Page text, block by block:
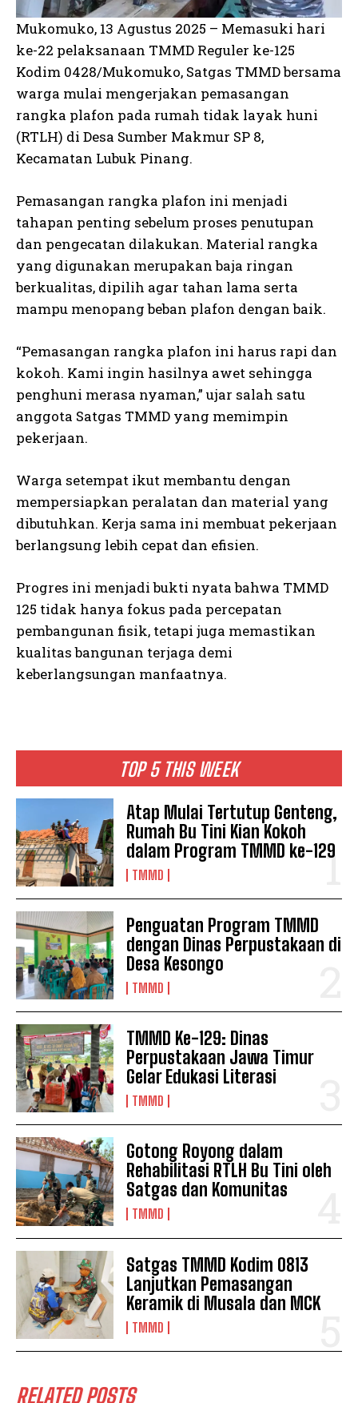
TOP 5 THIS WEEK
Atap Mulai Tertutup Genteng,
Rumah Bu Tini Kian Kokoh
dalam Program TMMD ke-129
TMMD
Penguatan Program TMMD
dengan Dinas Perpustakaan di
Desa Kesongo
TMMD
TMMD Ke-129: Dinas
Perpustakaan Jawa Timur
Gelar Edukasi Literasi
TMMD
Gotong Royong dalam
Rehabilitasi RTLH Bu Tini oleh
Satgas dan Komunitas
TMMD
Satgas TMMD Kodim 0813
Lanjutkan Pemasangan
Keramik di Musala dan MCK
TMMD
RELATED POSTS
Mukomuko, 13 Agustus 2025 – Memasuki hari
ke-22 pelaksanaan TMMD Reguler ke-125
Kodim 0428/Mukomuko, Satgas TMMD bersama
warga mulai mengerjakan pemasangan
rangka plafon pada rumah tidak layak huni
(RTLH) di Desa Sumber Makmur SP 8,
Kecamatan Lubuk Pinang.
Pemasangan rangka plafon ini menjadi
tahapan penting sebelum proses penutupan
dan pengecatan dilakukan. Material rangka
yang digunakan merupakan baja ringan
berkualitas, dipilih agar tahan lama serta
mampu menopang beban plafon dengan baik.
“Pemasangan rangka plafon ini harus rapi dan
kokoh. Kami ingin hasilnya awet sehingga
penghuni merasa nyaman,” ujar salah satu
anggota Satgas TMMD yang memimpin
pekerjaan.
Warga setempat ikut membantu dengan
mempersiapkan peralatan dan material yang
dibutuhkan. Kerja sama ini membuat pekerjaan
berlangsung lebih cepat dan efisien.
Progres ini menjadi bukti nyata bahwa TMMD
125 tidak hanya fokus pada percepatan
pembangunan fisik, tetapi juga memastikan
kualitas bangunan terjaga demi
keberlangsungan manfaatnya.